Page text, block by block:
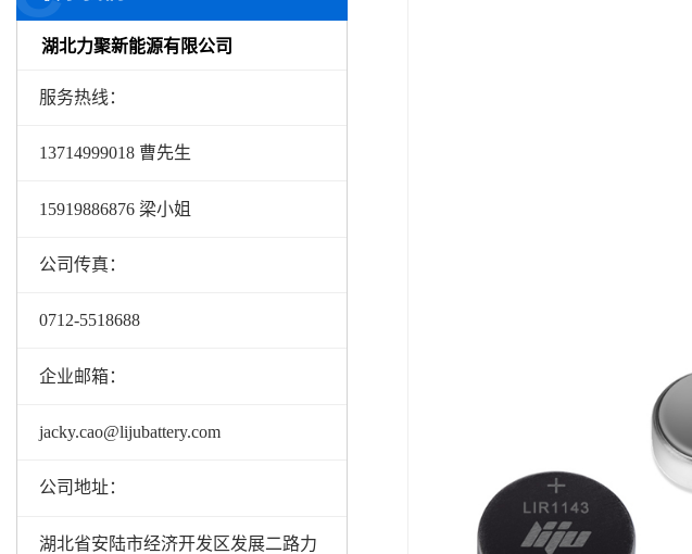
湖北力聚新能源有限公司
服务热线：
13714999018 曹先生
15919886876 梁小姐
公司传真：
0712-5518688
企业邮箱：
jacky.cao@lijubattery.com
公司地址：
湖北省安陆市经济开发区发展二路力